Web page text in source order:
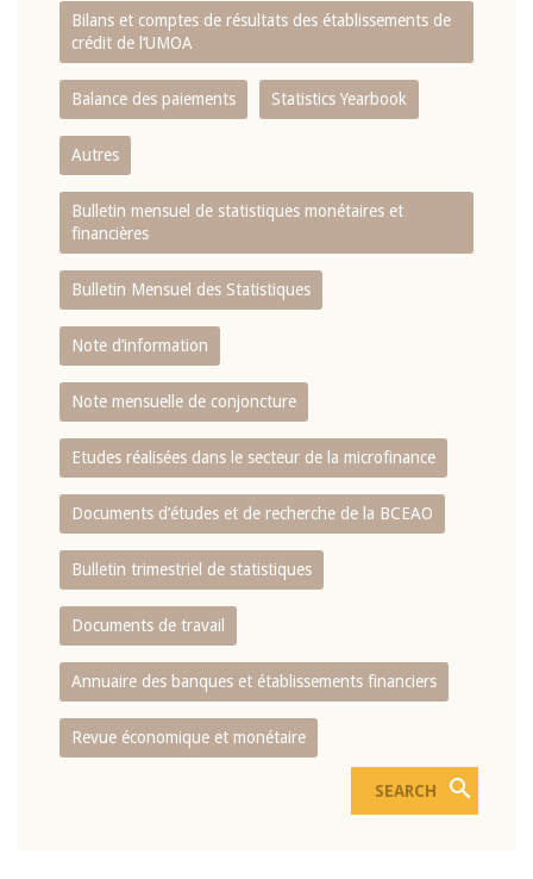
Bilans et comptes de résultats des établissements de
crédit de l‘UMOA
Balance des paiements Statistics Yearbook
Autres
Bulletin mensuel de statistiques monétaires et
financières
Bulletin Mensuel des Statistiques
Note d’information
Note mensuelle de conjoncture
Etudes réalisées dans le secteur de la microfinance
Documents d’études et de recherche de la BCEAO
Bulletin trimestriel de statistiques
Documents de travail
Annuaire des banques et établissements financiers
Revue économique et monétaire